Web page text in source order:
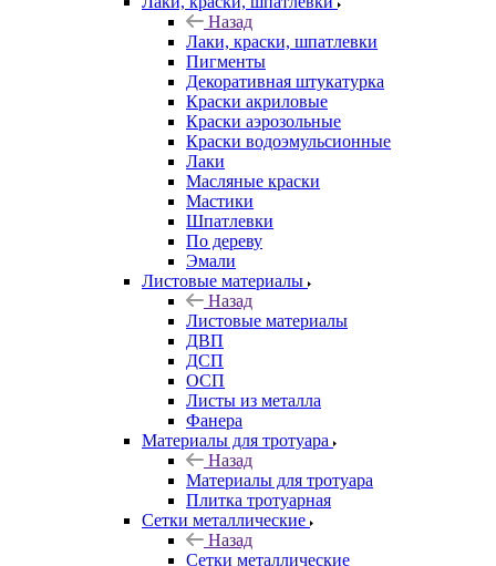
Назад
Лаки, краски, шпатлевки
Пигменты
Декоративная штукатурка
Краски акриловые
Краски аэрозольные
Краски водоэмульсионные
Лаки
Масляные краски
Мастики
Шпатлевки
По дереву
Эмали
Листовые материалы
Назад
Листовые материалы
ДВП
ДСП
ОСП
Листы из металла
Фанера
Материалы для тротуара
Назад
Материалы для тротуара
Плитка тротуарная
Сетки металлические
Назад
Сетки металлические